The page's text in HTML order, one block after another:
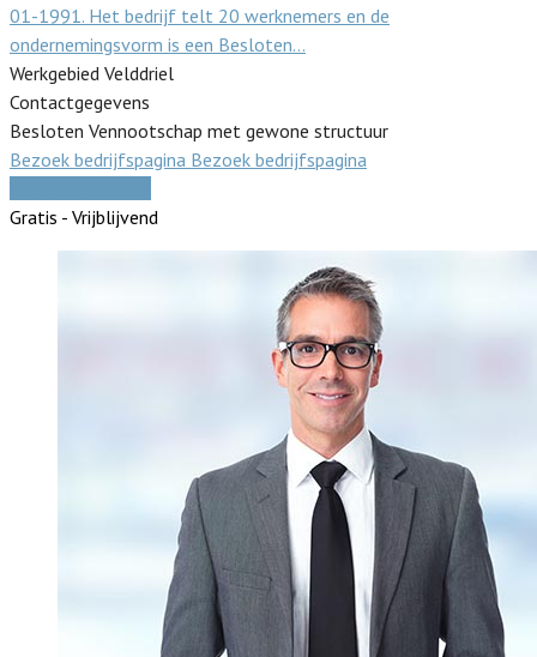
01-1991. Het bedrijf telt 20 werknemers en de
ondernemingsvorm is een Besloten…
Werkgebied Velddriel
Contactgegevens
Besloten Vennootschap met gewone structuur
Bezoek bedrijfspagina Bezoek bedrijfspagina
Gratis - Vrijblijvend